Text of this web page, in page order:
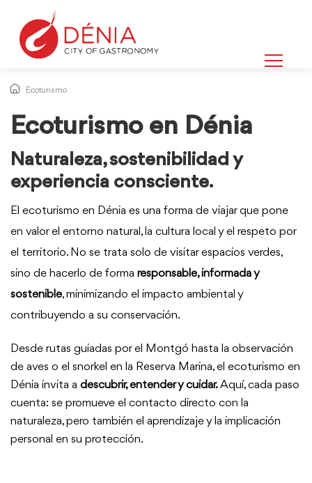
Ecoturismo
Ecoturismo en Dénia
Naturaleza, sostenibilidad y
experiencia consciente.
El ecoturismo en Dénia es una forma de viajar que pone
en valor el entorno natural, la cultura local y el respeto por
el territorio. No se trata solo de visitar espacios verdes,
sino de hacerlo de forma responsable, informada y
sostenible, minimizando el impacto ambiental y
contribuyendo a su conservación.
Desde rutas guiadas por el Montgó hasta la observación
de aves o el snorkel en la Reserva Marina, el ecoturismo en
Dénia invita a descubrir, entender y cuidar.Aquí, cada paso
cuenta: se promueve el contacto directo con la
naturaleza, pero también el aprendizaje y la implicación
personal en su protección.